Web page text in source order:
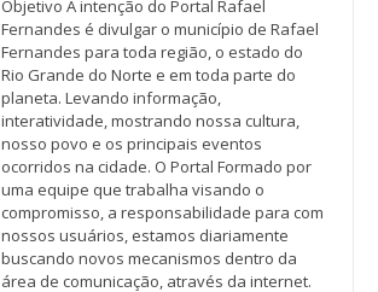
Objetivo A intenção do Portal Rafael
Fernandes é divulgar o município de Rafael
Fernandes para toda região, o estado do
Rio Grande do Norte e em toda parte do
planeta. Levando informação,
interatividade, mostrando nossa cultura,
nosso povo e os principais eventos
ocorridos na cidade. O Portal Formado por
uma equipe que trabalha visando o
compromisso, a responsabilidade para com
nossos usuários, estamos diariamente
buscando novos mecanismos dentro da
área de comunicação, através da internet.